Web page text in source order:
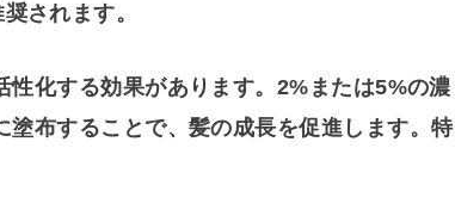
されます。
性化する効果があります。2%または5%の濃
塗布することで、髪の成長を促進します。特